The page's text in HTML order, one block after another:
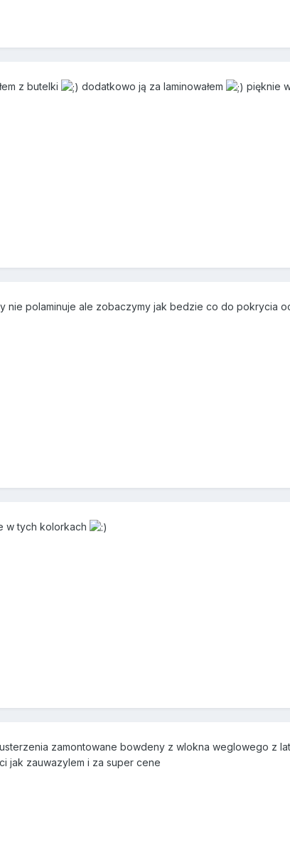
z butelki dodatkowo ją za laminowałem pięknie
nie polaminuje ale zobaczymy jak bedzie co do pokrycia
w tych kolorkach
zamontowane bowdeny z wlokna weglowego z
jak zauwazylem i za super cene